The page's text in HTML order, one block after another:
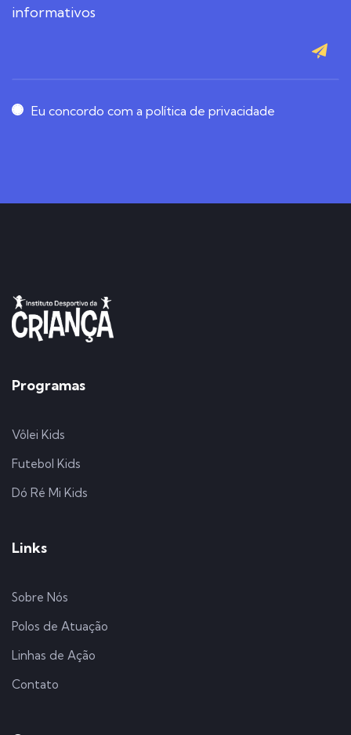
informativos
Eu concordo com a política de privacidade
Programas
Vôlei Kids
Futebol Kids
Dó Ré Mi Kids
Links
Sobre Nós
Polos de Atuação
Linhas de Ação
Contato